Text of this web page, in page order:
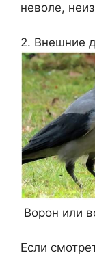
неволе,
2. Внешние
Ворон или
Если